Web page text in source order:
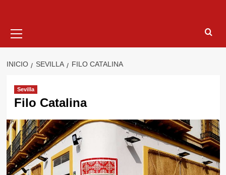
primario
INICIO SEVILLA FILO CATALINA
Sevilla
Filo Catalina